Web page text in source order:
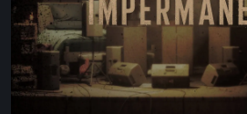
nel
teatro
dei
fantasmi